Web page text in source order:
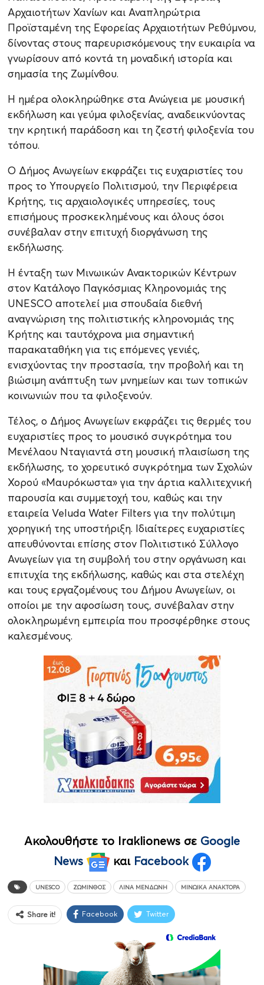
Αρχαιοτήτων Χανίων και Αναπληρώτρια
Προϊσταμένη της Εφορείας Αρχαιοτήτων Ρεθύμνου,
δίνοντας στους παρευρισκόμενους την ευκαιρία να
γνωρίσουν από κοντά τη μοναδική ιστορία και
σημασία της Ζωμίνθου.
Η ημέρα ολοκληρώθηκε στα Ανώγεια με μουσική
εκδήλωση και γεύμα φιλοξενίας, αναδεικνύοντας
την κρητική παράδοση και τη ζεστή φιλοξενία του
τόπου.
Ο Δήμος Ανωγείων εκφράζει τις ευχαριστίες του
προς το Υπουργείο Πολιτισμού, την Περιφέρεια
Κρήτης, τις αρχαιολογικές υπηρεσίες, τους
επισήμους προσκεκλημένους και όλους όσοι
συνέβαλαν στην επιτυχή διοργάνωση της
εκδήλωσης.
Η ένταξη των Μινωικών Ανακτορικών Κέντρων
στον Κατάλογο Παγκόσμιας Κληρονομιάς της
UNESCO αποτελεί μια σπουδαία διεθνή
αναγνώριση της πολιτιστικής κληρονομιάς της
Κρήτης και ταυτόχρονα μια σημαντική
παρακαταθήκη για τις επόμενες γενιές,
ενισχύοντας την προστασία, την προβολή και τη
βιώσιμη ανάπτυξη των μνημείων και των τοπικών
κοινωνιών που τα φιλοξενούν.
Τέλος, ο Δήμος Ανωγείων εκφράζει τις θερμές του
ευχαριστίες προς το μουσικό συγκρότημα του
Μενέλαου Νταγιαντά στη μουσική πλαισίωση της
εκδήλωσης, το χορευτικό συγκρότημα των Σχολών
Χορού «Μαυρόκωστα» για την άρτια καλλιτεχνική
παρουσία και συμμετοχή του, καθώς και την
εταιρεία Veluda Water Filters για την πολύτιμη
χορηγική της υποστήριξη. Ιδιαίτερες ευχαριστίες
απευθύνονται επίσης στον Πολιτιστικό Σύλλογο
Ανωγείων για τη συμβολή του στην οργάνωση και
επιτυχία της εκδήλωσης, καθώς και στα στελέχη
και τους εργαζομένους του Δήμου Ανωγείων, οι
οποίοι με την αφοσίωση τους, συνέβαλαν στην
ολοκληρωμένη εμπειρία που προσφέρθηκε στους
καλεσμένους.
Ακολουθήστε το Iraklionews σε Google
News
και Facebook
UNESCO ΖΏΜΙΝΘΟΣ ΛΊΝΑ ΜΕΝΔΏΝΗ ΜΙΝΩΙΚΆ ΑΝΆΚΤΟΡΑ
Share it! Facebook Twitter